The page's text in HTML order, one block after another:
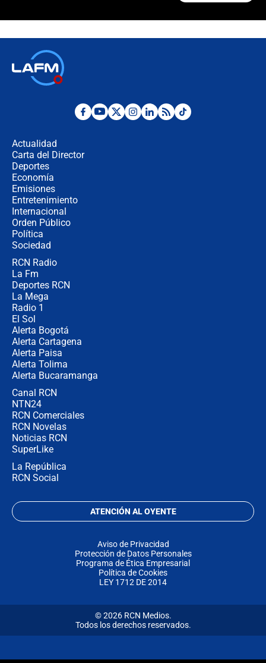
Desde dermatitis hasta infecciones:
Actualidad
Carta del Director
Deportes
Economía
Emisiones
Entretenimiento
Internacional
Orden Público
Política
Sociedad
RCN Radio
La Fm
Deportes RCN
La Mega
Radio 1
El Sol
Alerta Bogotá
Alerta Cartagena
Alerta Paisa
Alerta Tolima
Alerta Bucaramanga
Canal RCN
NTN24
RCN Comerciales
RCN Novelas
Noticias RCN
SuperLike
La República
RCN Social
ATENCIÓN AL OYENTE
Aviso de Privacidad
Protección de Datos Personales
Programa de Ética Empresarial
Política de Cookies
LEY 1712 DE 2014
© 2026 RCN Medios.
Todos los derechos reservados.